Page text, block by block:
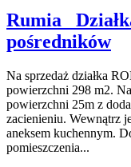
Rumia
pośredników
Na sprzedaż działka
powierzchni 298 m2.
powierzchni 25m z
zacienieniu. Wewnątrz
aneksem kuchennym.
pomieszczenia...